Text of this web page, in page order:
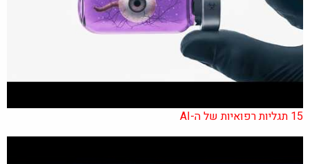
15 תגליות רפואיות של ה-AI